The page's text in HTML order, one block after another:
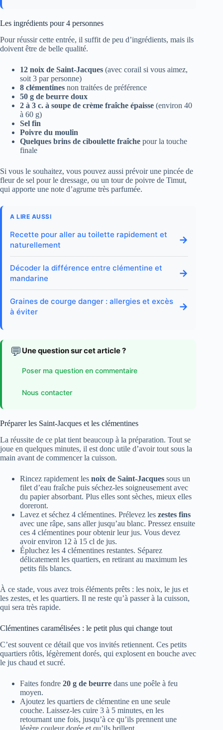
Les ingrédients pour 4 personnes
Pour réussir cette entrée, il suffit de peu d’ingrédients, mais ils
doivent être de belle qualité.
12 noix de Saint-Jacques (avec corail si vous aimez,
soit 3 par personne)
8 clémentines non traitées de préférence
50 g de beurre doux
2 à 3 c. à soupe de crème fraîche épaisse (environ 40
à 60 g)
Sel fin
Poivre du moulin
Quelques brins de ciboulette fraîche pour la touche
finale
Si vous le souhaitez, vous pouvez aussi prévoir une pincée de
fleur de sel pour le dressage, ou un tour de poivre de Timut,
qui apporte une note d’agrume très parfumée.
A LIRE AUSSI
Recette pour aller au toilette rapidement et
naturellement
→
Décoder la différence entre clémentine et
mandarine
→
Graines de courge danger : allergies et excès
à éviter
→
💬 Une question sur cet article ?
Poser ma question en commentaire
Nous contacter
Préparer les Saint‑Jacques et les clémentines
La réussite de ce plat tient beaucoup à la préparation. Tout se
joue en quelques minutes, il est donc utile d’avoir tout sous la
main avant de commencer la cuisson.
Rincez rapidement les noix de Saint-Jacques sous un
filet d’eau fraîche puis séchez-les soigneusement avec
du papier absorbant. Plus elles sont sèches, mieux elles
doreront.
Lavez et séchez 4 clémentines. Prélevez les zestes fins
avec une râpe, sans aller jusqu’au blanc. Pressez ensuite
ces 4 clémentines pour obtenir leur jus. Vous devez
avoir environ 12 à 15 cl de jus.
Épluchez les 4 clémentines restantes. Séparez
délicatement les quartiers, en retirant au maximum les
petits fils blancs.
À ce stade, vous avez trois éléments prêts : les noix, le jus et
les zestes, et les quartiers. Il ne reste qu’à passer à la cuisson,
qui sera très rapide.
Clémentines caramélisées : le petit plus qui change tout
C’est souvent ce détail que vos invités retiennent. Ces petits
quartiers rôtis, légèrement dorés, qui explosent en bouche avec
le jus chaud et sucré.
Faites fondre 20 g de beurre dans une poêle à feu
moyen.
Ajoutez les quartiers de clémentine en une seule
couche. Laissez-les cuire 3 à 5 minutes, en les
retournant une fois, jusqu’à ce qu’ils prennent une
légère couleur dorée et qu’ils brillent.